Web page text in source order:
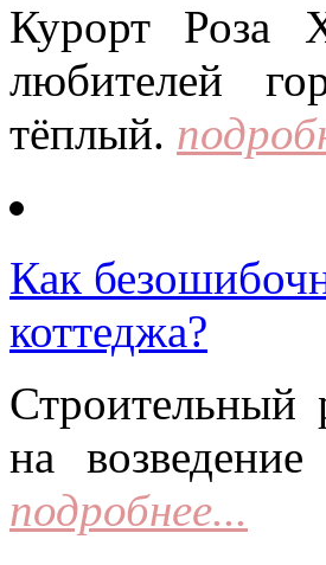
Курорт Роза
любителей
тёплый.
Как
коттеджа?
Строительный
на
подробнее...